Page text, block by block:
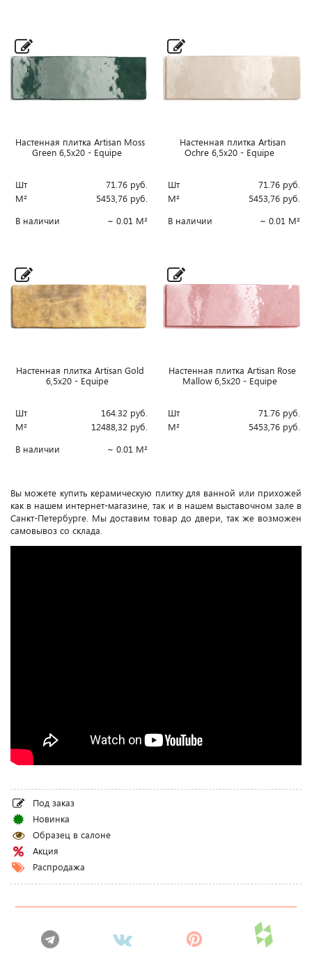
Настенная плитка Artisan Moss
Green 6,5x20 - Equipe
Шт 71.76 руб.
М²
5453,76 руб.
В наличии
~ 0.01 М²
Настенная плитка Artisan
Ochre 6,5x20 - Equipe
Шт 71.76 руб.
М²
5453,76 руб.
В наличии
~ 0.01 М²
Настенная плитка Artisan Gold
6,5x20 - Equipe
Шт 164.32 руб.
М²
12488,32 руб.
В наличии
~ 0.01 М²
Настенная плитка Artisan Rose
Mallow 6,5x20 - Equipe
Шт 71.76 руб.
М²
5453,76 руб.
Вы можете купить керамическую плитку для ванной или прихожей
как в нашем интернет-магазине, так и в нашем выставочном зале в
Санкт-Петербурге. Мы доставим товар до двери, так же возможен
самовывоз со склада.
Под заказ
Новинка
Образец в салоне
Акция
Распродажа